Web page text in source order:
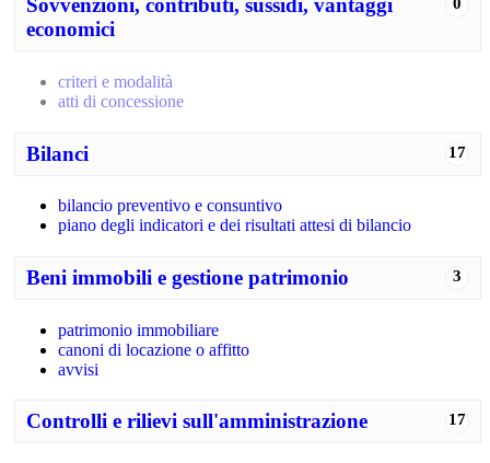
Sovvenzioni, contributi, sussidi, vantaggi
economici
criteri e modalità
atti di concessione
17
Bilanci
bilancio preventivo e consuntivo
piano degli indicatori e dei risultati attesi di bilancio
3
Beni immobili e gestione patrimonio
patrimonio immobiliare
canoni di locazione o affitto
avvisi
17
Controlli e rilievi sull'amministrazione